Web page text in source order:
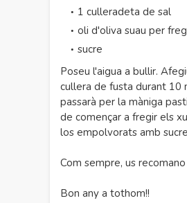
1 culleradeta de sal
oli d'oliva suau per
sucre
Poseu l'aigua a bullir.
cullera de fusta durant 10
passarà per la màniga
de començar a fregir els
los empolvorats amb
Com sempre, us
Bon any a tothom!!